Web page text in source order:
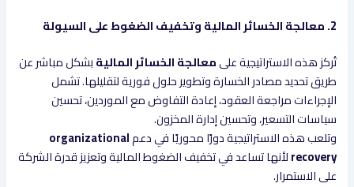
2. معالجة الخسائر المالية وتخفيف الضغوط على السيولة
تُركز هذه الاستراتيجية علىمعالجة الخسائر الماليةبشكل مباشر عن
طريق تحديد مصادر الخسارة وتطوير حلول فورية لتقليلها. تشمل
الإجراءات مراجعة العقود، إعادة التفاوض مع الموردين، تحسين
سياسات التسعير، وتحسين إدارة المخزون.
وتلعب هذه الاستراتيجية دورًا محوريًا في دعمorganizational
recoveryلأنها تساعد في تخفيف الضغوط المالية وتعزيز قدرة الشركة
على الاستمرار.